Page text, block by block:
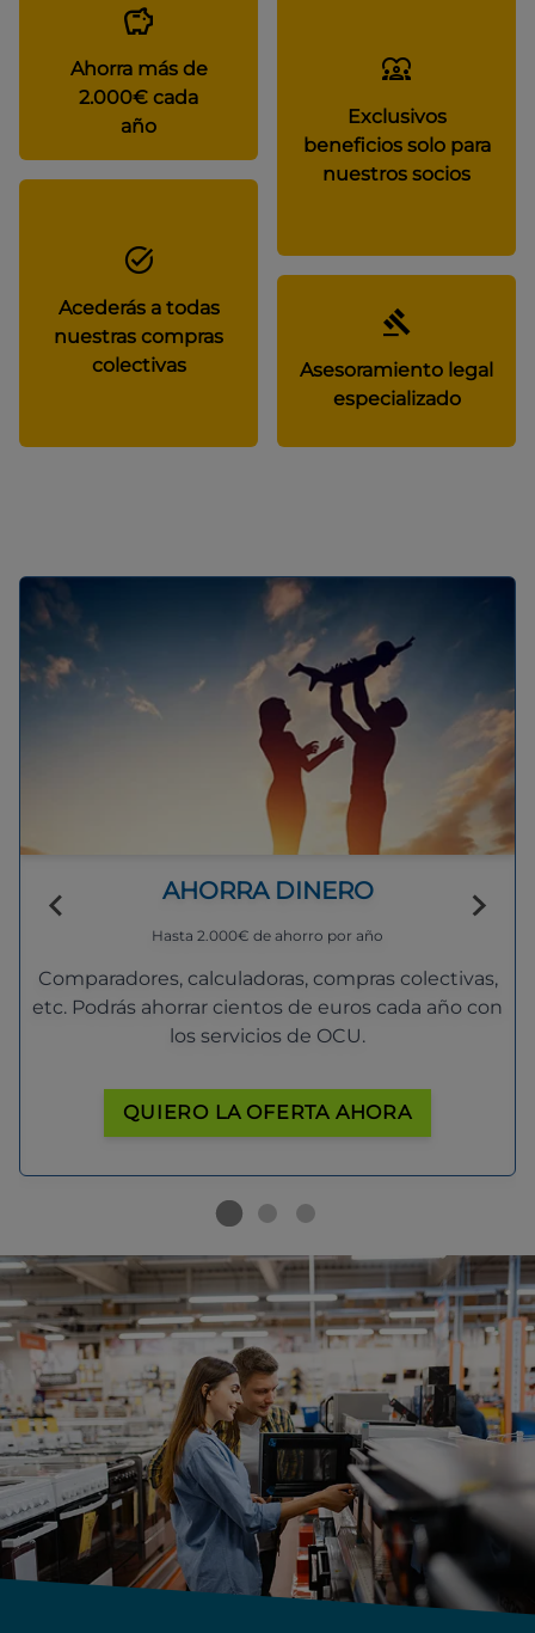
Ahorra más de
2.000€ cada
año
Exclusivos
beneficios solo para
nuestros socios
Acederás a todas
nuestras compras
colectivas
Asesoramiento legal
especializado
AHORRA DINERO
Hasta 2.000€ de ahorro por año
Comparadores, calculadoras, compras colectivas,
etc. Podrás ahorrar cientos de euros cada año con
los servicios de OCU.
QUIERO LA OFERTA AHORA